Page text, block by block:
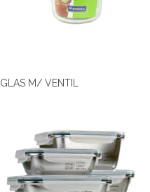
GLAS M/ VENTIL